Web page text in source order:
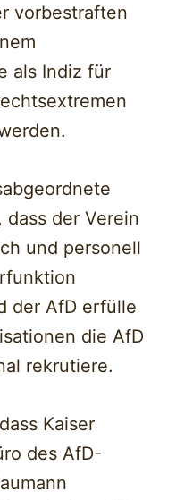
vorbestraften
als Indiz für
der Verein
und personell
der AfD erfülle
die AfD
rekrutiere.
Kaiser
des AfD-